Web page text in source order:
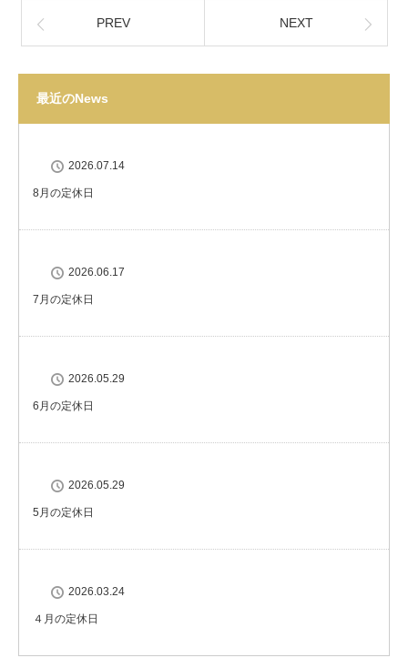
PREV NEXT
最近のNews
2026.07.14
8月の定休日
2026.06.17
7月の定休日
2026.05.29
6月の定休日
2026.05.29
5月の定休日
2026.03.24
４月の定休日